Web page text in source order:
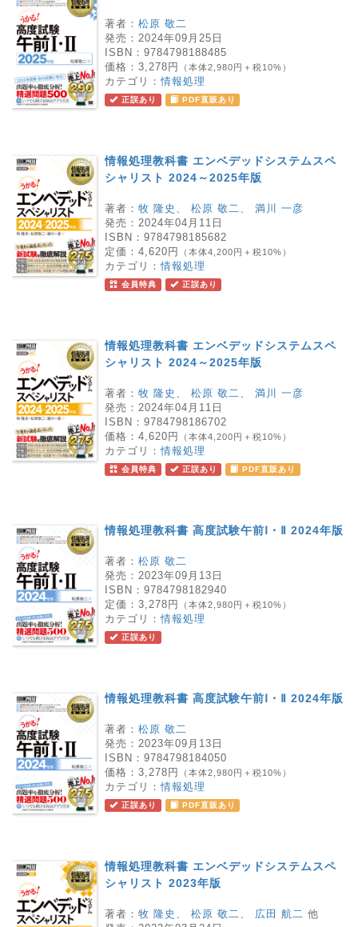
著者： 松原 敬二
発売： 2024年09月25日
ISBN： 9784798188485
価格： 3,278円 （本体2,980円＋税10%）
カテゴリ：情報処理
正誤あり PDF直販あり
情報処理教科書 エンベデッドシステムスペ
シャリスト 2024～2025年版
著者： 牧 隆史 、 松原 敬二、 満川 一彦
発売： 2024年04月11日
ISBN： 9784798185682
定価： 4,620円 （本体4,200円＋税10%）
カテゴリ：情報処理
会員特典 正誤あり
情報処理教科書 エンベデッドシステムスペ
シャリスト 2024～2025年版
著者： 牧 隆史 、 松原 敬二、 満川 一彦
発売： 2024年04月11日
ISBN： 9784798186702
価格： 4,620円 （本体4,200円＋税10%）
カテゴリ：情報処理
会員特典 正誤あり PDF直販あり
情報処理教科書 高度試験午前Ⅰ・Ⅱ 2024年版
著者： 松原 敬二
発売： 2023年09月13日
ISBN： 9784798182940
定価： 3,278円 （本体2,980円＋税10%）
カテゴリ：情報処理
正誤あり
情報処理教科書 高度試験午前Ⅰ・Ⅱ 2024年版
著者： 松原 敬二
発売： 2023年09月13日
ISBN： 9784798184050
価格： 3,278円 （本体2,980円＋税10%）
カテゴリ：情報処理
正誤あり PDF直販あり
情報処理教科書 エンベデッドシステムスペ
シャリスト 2023年版
著者： 牧 隆史 、 松原 敬二、 広田 航二 他